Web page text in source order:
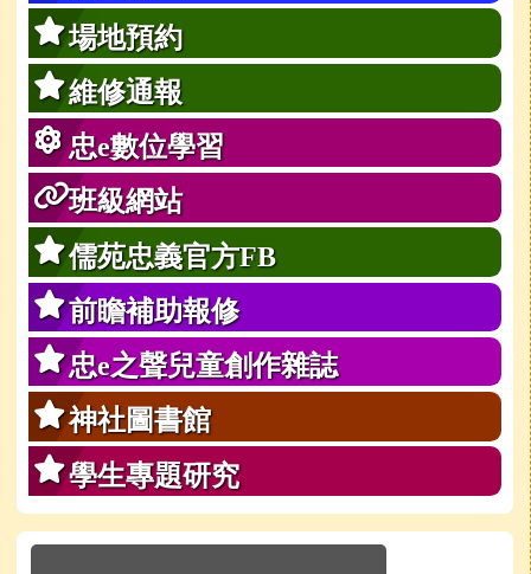
場地預約
維修通報
忠e數位學習
班級網站
儒苑忠義官方FB
前瞻補助報修
忠e之聲兒童創作雜誌
神社圖書館
學生專題研究
於彈跳視窗觀看：學校line官方好友QRcode